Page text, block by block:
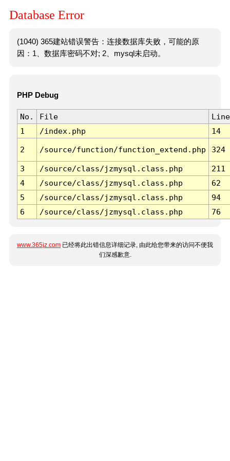
Database Error
(1040) 365建站错误警告：连接数据库失败，可能的原
因：1、数据库密码不对; 2、mysql未启动。
PHP Debug
No. File
Line
1
/index.php 14
2 /source/function/function_extend.php 324
3 /source/class/jzmysql.class.php
211
4
/source/class/jzmysql.class.php
62
5
/source/class/jzmysql.class.php
94
6
/source/class/jzmysql.class.php 76
www.365jz.com 已经将此出错信息详细记录, 由此给您带来的访问不便我
们深感歉意.